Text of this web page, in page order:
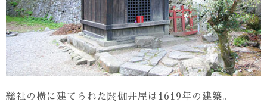
総社の横に建てられた閼伽井屋は1619年の建築。